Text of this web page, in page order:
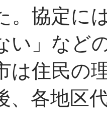
。協定に
い」など
は住民の
、各地区